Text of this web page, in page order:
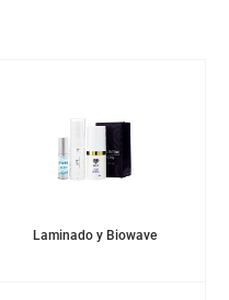
Laminado y Biowave